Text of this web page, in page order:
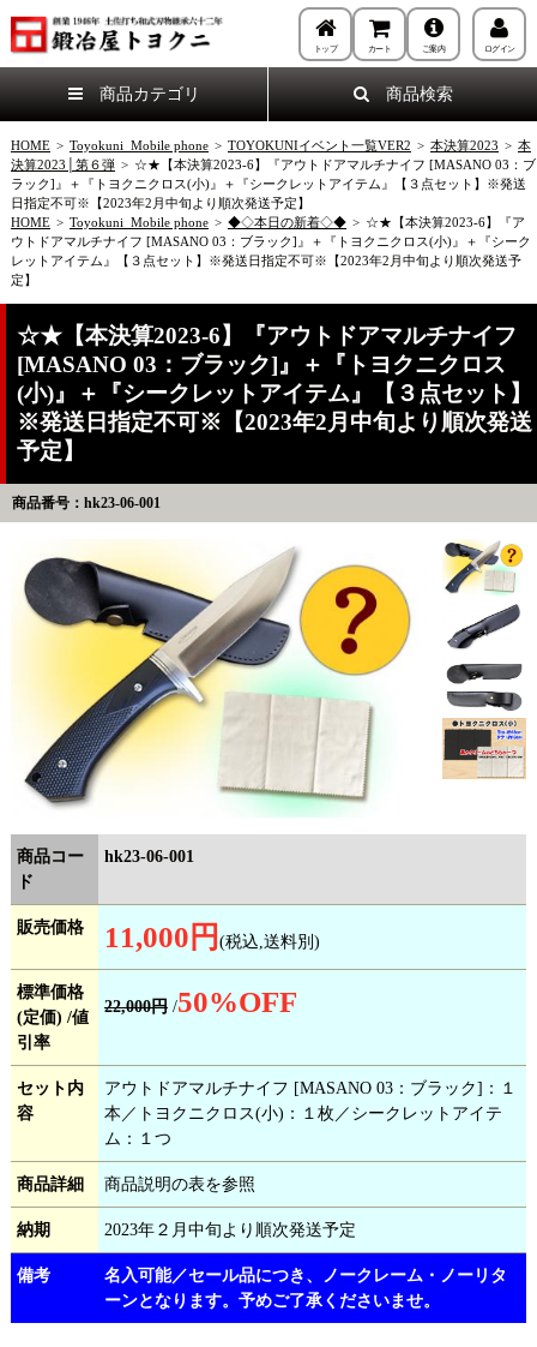
トップ カート ご案内 ログイン
商品カテゴリ 商品検索
HOME > Toyokuni_Mobile phone > TOYOKUNIイベント一覧VER2 > 本決算2023 > 本
決算2023│第６弾 > ☆★【本決算2023-6】『アウトドアマルチナイフ [MASANO 03：ブ
ラック]』＋『トヨクニクロス(小)』＋『シークレットアイテム』【３点セット】※発送
日指定不可※【2023年2月中旬より順次発送予定】
HOME > Toyokuni_Mobile phone > ◆◇本日の新着◇◆ > ☆★【本決算2023-6】『ア
ウトドアマルチナイフ [MASANO 03：ブラック]』＋『トヨクニクロス(小)』＋『シーク
レットアイテム』【３点セット】※発送日指定不可※【2023年2月中旬より順次発送予
定】
☆★【本決算2023-6】『アウトドアマルチナイフ
[MASANO 03：ブラック]』＋『トヨクニクロス
(小)』＋『シークレットアイテム』【３点セット】
※発送日指定不可※【2023年2月中旬より順次発送
予定】
商品番号：hk23-06-001
商品コー
ド
hk23-06-001
販売価格 11,000円 (税込,送料別)
標準価格
(定価) /値
引率
22,000円 /50%OFF
セット内
容
アウトドアマルチナイフ [MASANO 03：ブラック]：１
本／トヨクニクロス(小)：１枚／シークレットアイテ
ム：１つ
商品詳細 商品説明の表を参照
納期 2023年２月中旬より順次発送予定
備考
名入可能／セール品につき、ノークレーム・ノーリタ
ーンとなります。予めご了承くださいませ。